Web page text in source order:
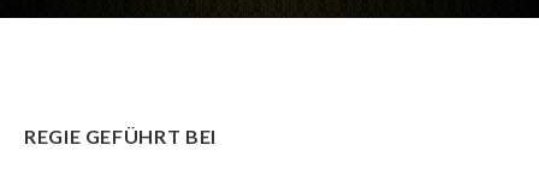
REGIE GEFÜHRT BEI